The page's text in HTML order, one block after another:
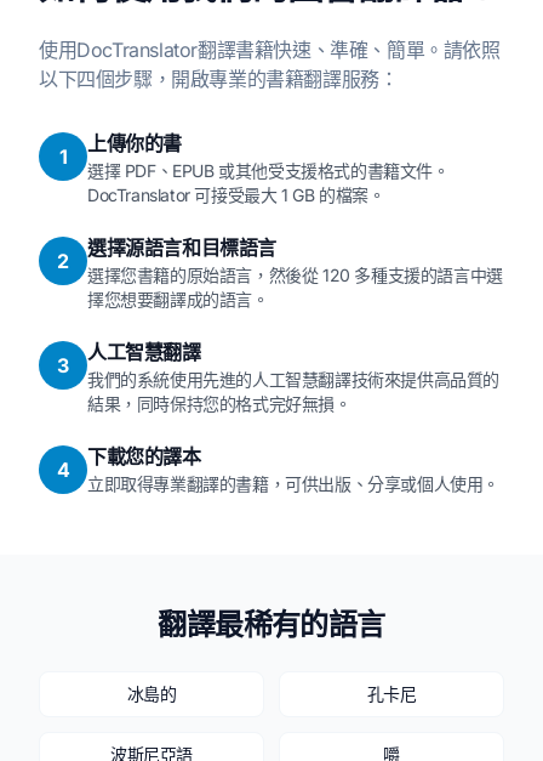
使用DocTranslator翻譯書籍快速、準確、簡單。請依照
以下四個步驟，開啟專業的書籍翻譯服務：
1
上傳你的書
選擇 PDF、EPUB 或其他受支援格式的書籍文件。
DocTranslator 可接受最大 1 GB 的檔案。
2
選擇源語言和目標語言
選擇您書籍的原始語言，然後從 120 多種支援的語言中選
擇您想要翻譯成的語言。
3
人工智慧翻譯
我們的系統使用先進的人工智慧翻譯技術來提供高品質的
結果，同時保持您的格式完好無損。
4
下載您的譯本
立即取得專業翻譯的書籍，可供出版、分享或個人使用。
翻譯最稀有的語言
冰島的 孔卡尼
波斯尼亞語 嚼